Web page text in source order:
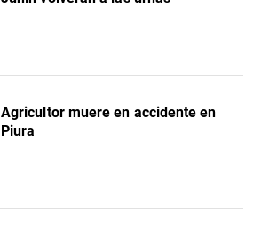
Agricultor muere en accidente en
Piura